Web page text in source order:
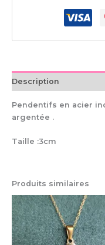
Description
Pendentifs en acier
argentée .
Taille :3cm
Produits similaires